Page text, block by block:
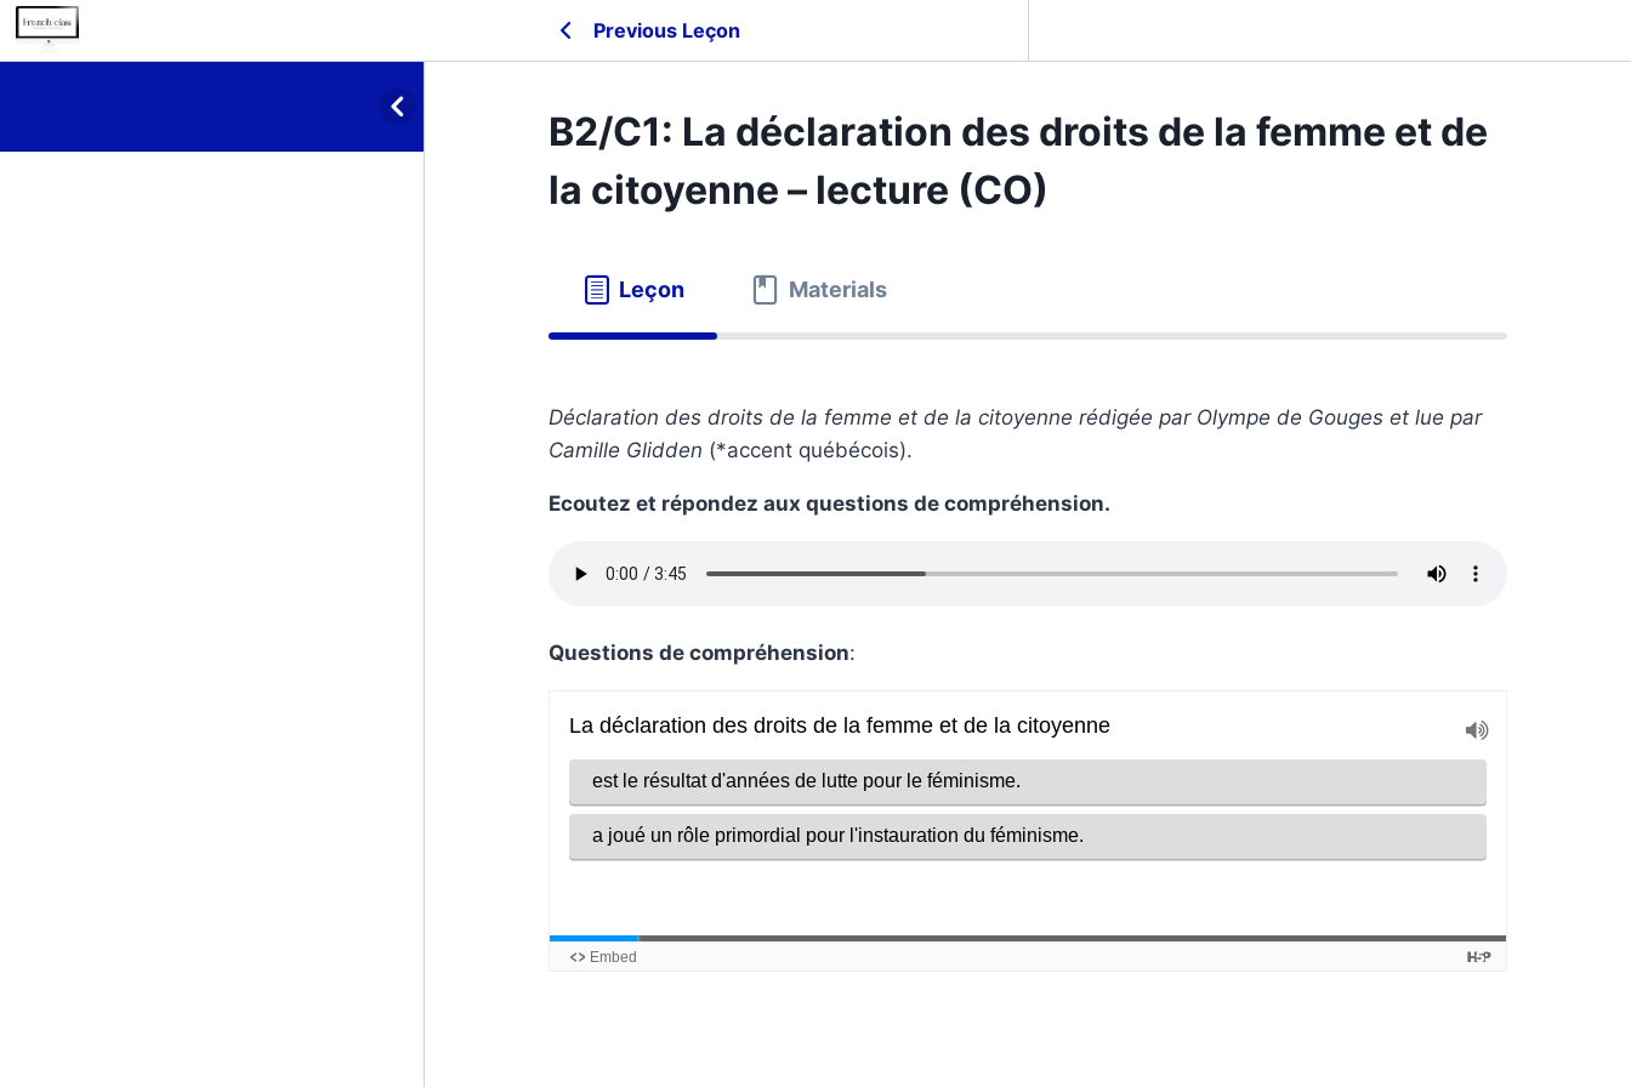
Previous Leçon
B2/C1: La déclaration des droits de la femme et de
la citoyenne – lecture (CO)
Leçon Materials
Déclaration des droits de la femme et de la citoyenne rédigée par Olympe de Gouges et lue par
Camille Glidden (*accent québécois).
Ecoutez et répondez aux questions de compréhension.
Questions de compréhension: